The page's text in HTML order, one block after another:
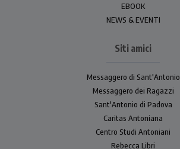
EBOOK
NEWS & EVENTI
Siti amici
Messaggero di Sant'Antonio
Messaggero dei Ragazzi
Sant'Antonio di Padova
Caritas Antoniana
Centro Studi Antoniani
Rebecca Libri